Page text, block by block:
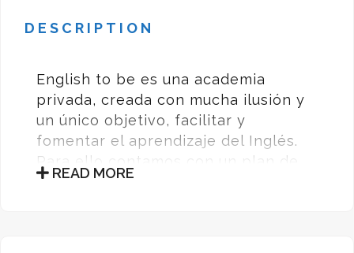
DESCRIPTION
English to be es una academia
privada, creada con mucha ilusión y
un único objetivo, facilitar y
fomentar el aprendizaje del Inglés.
Para ello contamos con un plan de
estudio actualizado, ofreciendo un
READ MORE